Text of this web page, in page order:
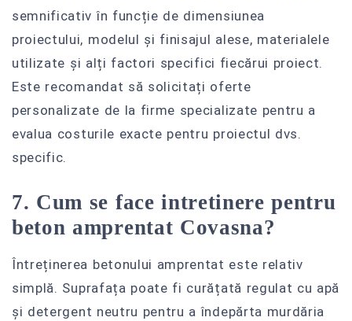
semnificativ în funcție de dimensiunea
proiectului, modelul și finisajul alese, materialele
utilizate și alți factori specifici fiecărui proiect.
Este recomandat să solicitați oferte
personalizate de la firme specializate pentru a
evalua costurile exacte pentru proiectul dvs.
specific.
7. Cum se face intretinere pentru
beton amprentat Covasna?
Întreținerea betonului amprentat este relativ
simplă. Suprafața poate fi curățată regulat cu apă
și detergent neutru pentru a îndepărta murdăria